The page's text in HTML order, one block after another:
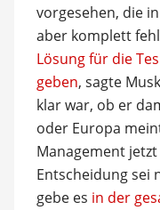
vorgesehen, die
aber komplett
Lösung für die
geben, sagte
klar war, ob er
oder Europa
Management
Entscheidung sei
gebe es in der